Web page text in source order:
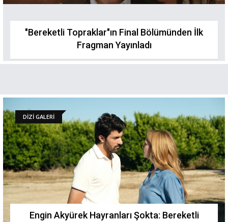
"Bereketli Topraklar"ın Final Bölümünden İlk
Fragman Yayınladı
DİZİ GALERİ
Engin Akyürek Hayranları Şokta: Bereketli